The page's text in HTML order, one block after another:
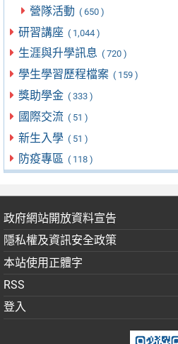
營隊活動 ( 650 )
研習講座 ( 1,044 )
生涯與升學訊息 ( 720 )
學生學習歷程檔案 ( 159 )
獎助學金 ( 333 )
國際交流 ( 51 )
新生入學 ( 51 )
防疫專區 ( 118 )
政府網站開放資料宣告
隱私權及資訊安全政策
本站使用正體字
RSS
登入